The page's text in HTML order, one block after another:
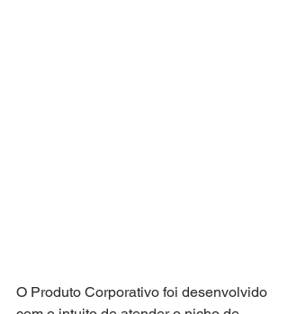
O Produto Corporativo foi desenvolvido